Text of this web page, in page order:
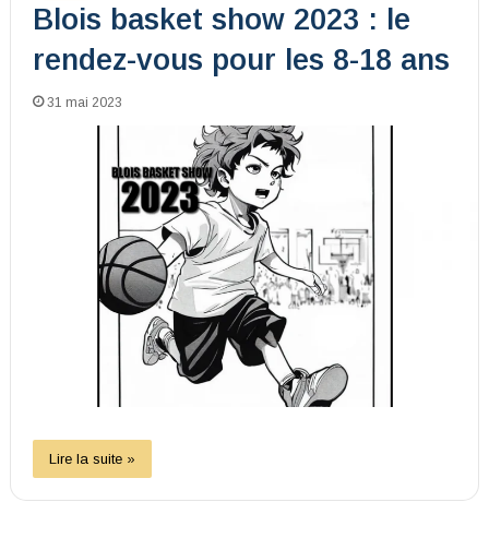
Blois basket show 2023 : le
rendez-vous pour les 8-18 ans
31 mai 2023
Lire la suite »